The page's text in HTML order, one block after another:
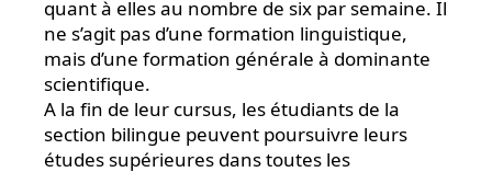
quant à elles au nombre de six par semaine. Il
ne s’agit pas d’une formation linguistique,
mais d’une formation générale à dominante
scientifique.
A la fin de leur cursus, les étudiants de la
section bilingue peuvent poursuivre leurs
études supérieures dans toutes les